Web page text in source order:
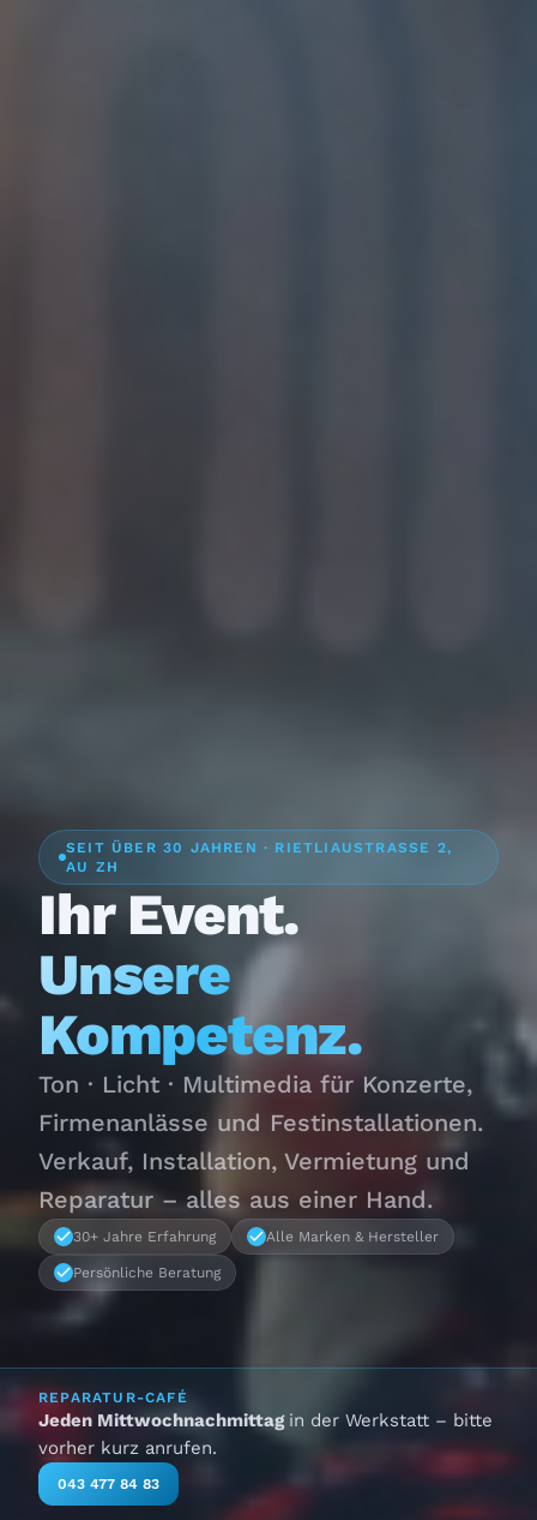
SEIT ÜBER 30 JAHREN · RIETLIAUSTRASSE 2,
AU ZH
Ihr Event.
Unsere
Kompetenz.
Ton · Licht · Multimedia für Konzerte,
Firmenanlässe und Festinstallationen.
Verkauf, Installation, Vermietung und
Reparatur – alles aus einer Hand.
30+ Jahre Erfahrung Alle Marken & Hersteller
Persönliche Beratung
REPARATUR-CAFÉ
Jeden Mittwochnachmittag in der Werkstatt – bitte
vorher kurz anrufen.
043 477 84 83